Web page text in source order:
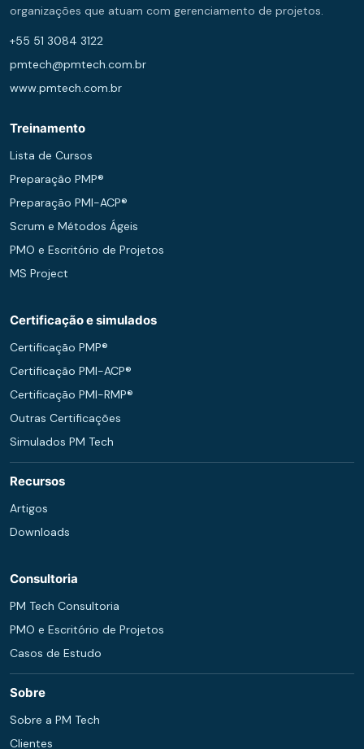
organizações que atuam com gerenciamento de projetos.
+55 51 3084 3122
pmtech@pmtech.com.br
www.pmtech.com.br
Treinamento
Lista de Cursos
Preparação PMP®
Preparação PMI-ACP®
Scrum e Métodos Ágeis
PMO e Escritório de Projetos
MS Project
Certificação e simulados
Certificação PMP®
Certificação PMI-ACP®
Certificação PMI-RMP®
Outras Certificações
Simulados PM Tech
Recursos
Artigos
Downloads
Consultoria
PM Tech Consultoria
PMO e Escritório de Projetos
Casos de Estudo
Sobre
Sobre a PM Tech
Clientes